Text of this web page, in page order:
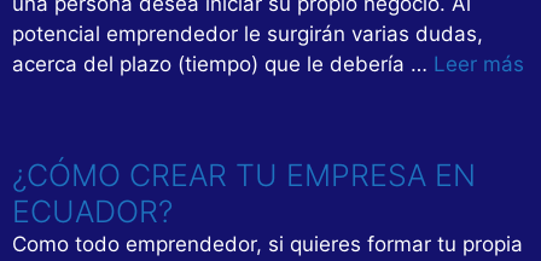
potencial emprendedor le surgirán varias dudas,
acerca del plazo (tiempo) que le debería … Leer más
¿CÓMO CREAR TU EMPRESA EN
ECUADOR?
Como todo emprendedor, si quieres formar tu propia